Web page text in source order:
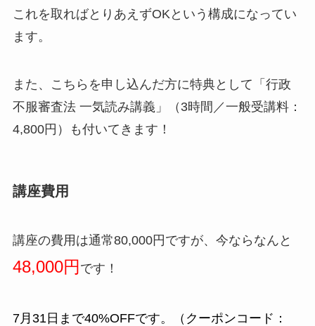
これを取ればとりあえずOKという構成になってい
ます。
また、こちらを申し込んだ方に特典として「行政
不服審査法 一気読み講義」（3時間／一般受講料：
4,800円）も付いてきます！
講座費用
講座の費用は通常80,000円ですが、今ならなんと
48,000円です！
7月31日まで40%OFFです。（クーポンコード：